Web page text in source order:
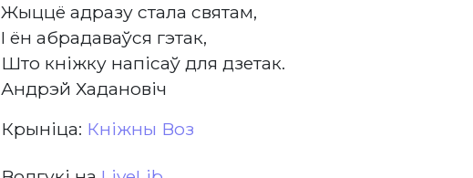
Жыццё адразу стала святам,
I ён абрадаваўся гэтак,
Што кнiжку напiсаў для дзетак.
Андрэй Хадановiч
Крыніца: Кніжны Воз